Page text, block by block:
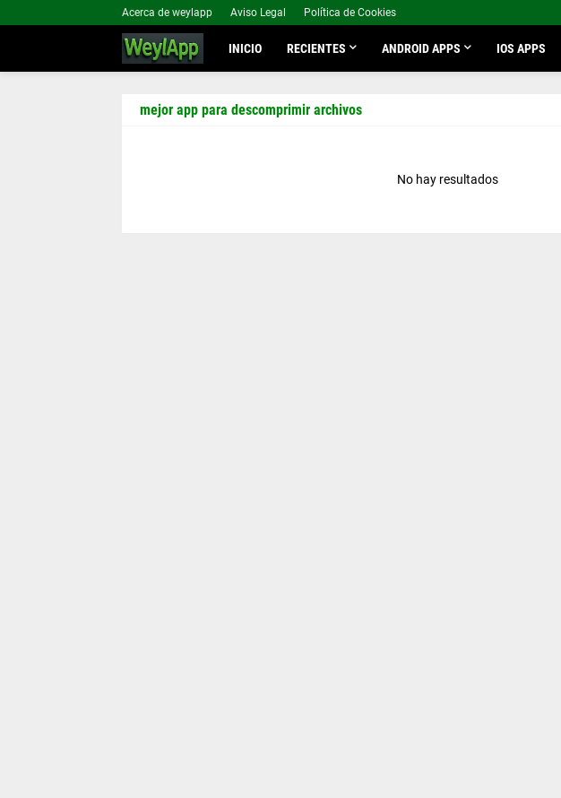
Acerca de weylapp Aviso Legal Política de Cookies
INICIO RECIENTES ANDROID APPS IOS APPS
mejor app para descomprimir archivos
No hay resultados